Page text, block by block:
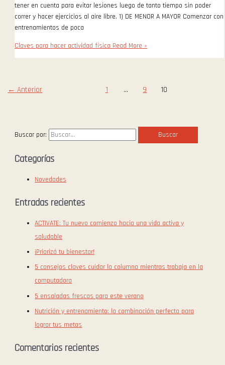
tener en cuenta para evitar lesiones luego de tanto tiempo sin poder
correr y hacer ejercicios al aire libre. 1) DE MENOR A MAYOR Comenzar con
entrenamientos de poca
Claves para hacer actividad física Read More »
← Anterior 1 … 9 10
Buscar por:
Categorías
Novedades
Entradas recientes
ACTIVATE: Tu nuevo comienzo hacia una vida activa y
saludable
¡Priorizá tu bienestar!
5 consejos claves cuidar la columna mientras trabaja en la
computadora
5 ensaladas frescas para este verano
Nutrición y entrenamiento: la combinación perfecta para
lograr tus metas
Comentarios recientes